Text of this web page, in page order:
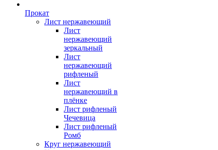
Прокат
Лист нержавеющий
Лист
нержавеющий
зеркальный
Лист
нержавеющий
рифленый
Лист
нержавеющий в
плёнке
Лист рифленый
Чечевица
Лист рифленый
Ромб
Круг нержавеющий